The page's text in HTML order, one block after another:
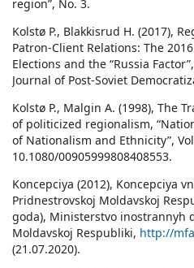
region”, No. 3.
Kolstø P., Blakkisrud H. (2017),
Patron-Client Relations: The
Elections and the “Russia
Journal of Post-Soviet
Kolstø P., Malgin A. (1998), The
of politicized regionalism,
of Nationalism and Ethnicity”,
10.1080/00905999808408553.
Koncepciya (2012), Koncepciya
Pridnestrovskoj Moldavskoj
goda), Ministerstvo inostrannyh
Moldavskoj Respubliki, http://
(21.07.2020).